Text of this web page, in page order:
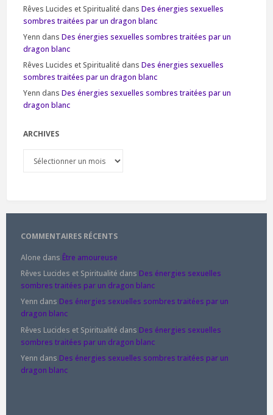
Rêves Lucides et Spiritualité dans Des énergies sexuelles
sombres traitées par un dragon blanc
Yenn dans Des énergies sexuelles sombres traitées par un
dragon blanc
Rêves Lucides et Spiritualité dans Des énergies sexuelles
sombres traitées par un dragon blanc
Yenn dans Des énergies sexuelles sombres traitées par un
dragon blanc
ARCHIVES
COMMENTAIRES RÉCENTS
Alone dans Être amoureuse
Rêves Lucides et Spiritualité dans Des énergies sexuelles
sombres traitées par un dragon blanc
Yenn dans Des énergies sexuelles sombres traitées par un
dragon blanc
Rêves Lucides et Spiritualité dans Des énergies sexuelles
sombres traitées par un dragon blanc
Yenn dans Des énergies sexuelles sombres traitées par un
dragon blanc